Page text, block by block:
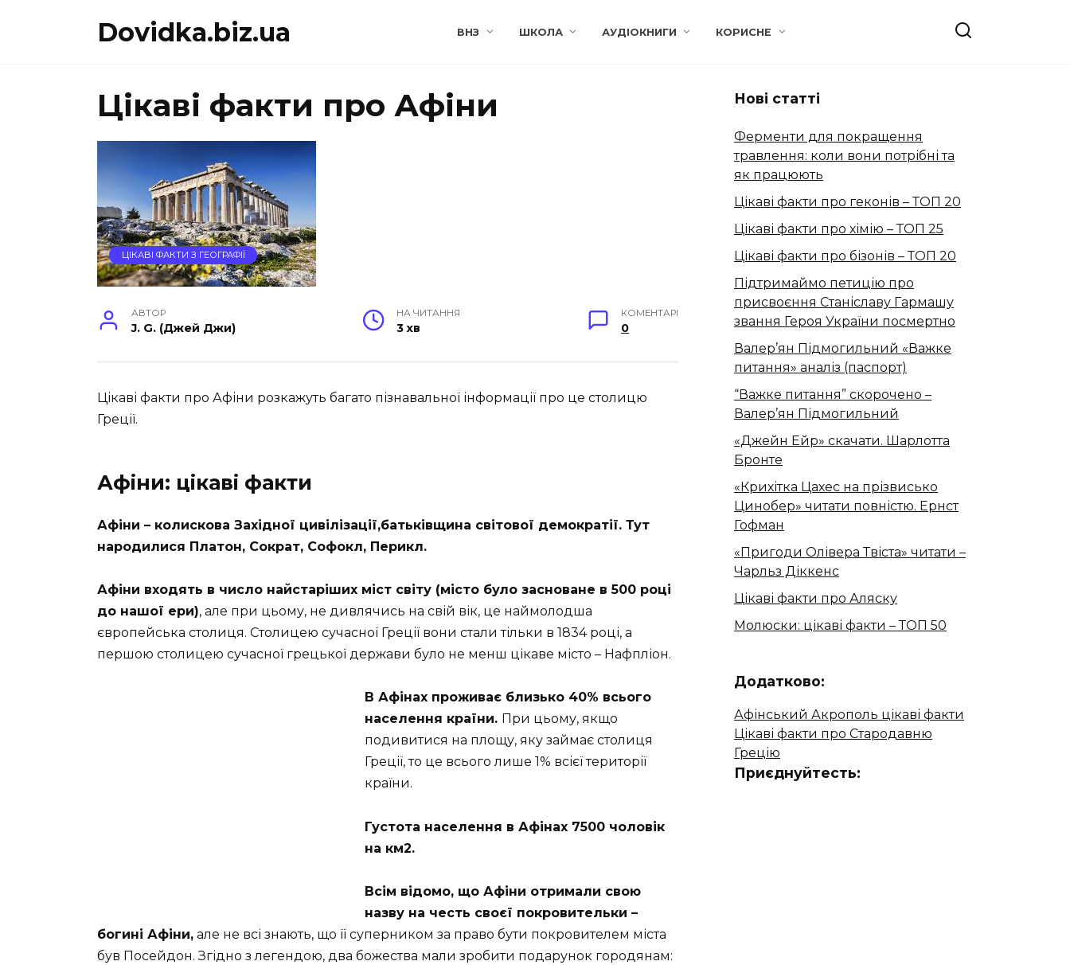
Dovidka.biz.ua ВНЗ ШКОЛА АУДІОКНИГИ КОРИСНЕ
Цікаві факти про Афіни
ЦІКАВІ ФАКТИ З ГЕОГРАФІЇ
АВТОР
J. G. (Джей Джи)
НА ЧИТАННЯ
3 хв
КОМЕНТАРІ
0
Цікаві факти про Афіни розкажуть багато пізнавальної інформації про це столицю
Греції.
Афіни: цікаві факти
Афіни – колискова Західної цивілізації,батьківщина світової демократії. Тут
народилися Платон, Сократ, Софокл, Перикл.
Афіни входять в число найстаріших міст світу (місто було засноване в 500 році
до нашої ери), але при цьому, не дивлячись на свій вік, це наймолодша
європейська столиця. Столицею сучасної Греції вони стали тільки в 1834 році, а
першою столицею сучасної грецької держави було не менш цікаве місто – Нафпліон.
В Афінах проживає близько 40% всього
населення країни. При цьому, якщо
подивитися на площу, яку займає столиця
Греції, то це всього лише 1% всієї території
країни.
Густота населення в Афінах 7500 чоловік
на км2.
Всім відомо, що Афіни отримали свою
назву на честь своєї покровительки –
богині Афіни, але не всі знають, що її суперником за право бути покровителем міста
був Посейдон. Згідно з легендою, два божества мали зробити подарунок городянам:
Нові статті
Ферменти для покращення
травлення: коли вони потрібні та
як працюють
Цікаві факти про геконів – ТОП 20
Цікаві факти про хімію – ТОП 25
Цікаві факти про бізонів – ТОП 20
Підтримаймо петицію про
присвоєння Станіславу Гармашу
звання Героя України посмертно
Валер’ян Підмогильний «Важке
питання» аналіз (паспорт)
“Важке питання” скорочено –
Валер’ян Підмогильний
«Джейн Ейр» скачати. Шарлотта
Бронте
«Крихітка Цахес на прізвисько
Цинобер» читати повністю. Ернст
Гофман
«Пригоди Олівера Твіста» читати –
Чарльз Діккенс
Цікаві факти про Аляску
Молюски: цікаві факти – ТОП 50
Додатково:
Афінський Акрополь цікаві факти
Цікаві факти про Стародавню
Грецію
Приєднуйтесть: